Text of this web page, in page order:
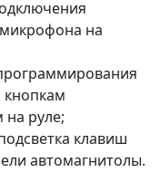
на
руле;
клавиш
автомагнитолы.